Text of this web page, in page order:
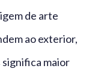
de arte
ao exterior,
maior